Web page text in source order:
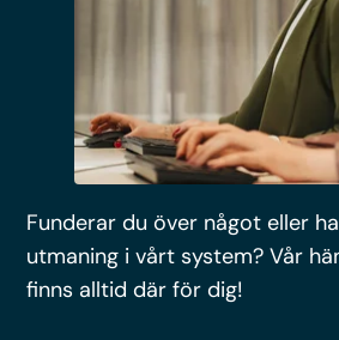
Funderar du över något eller
utmaning i vårt system? Vår
finns alltid där för dig!